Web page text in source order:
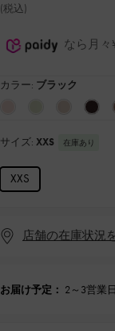
(税込)
なら月
カラー: ブラック
サイズ: XXS 在庫あり
XXS
店舗の在庫状況
お届け予定： 2～3営業